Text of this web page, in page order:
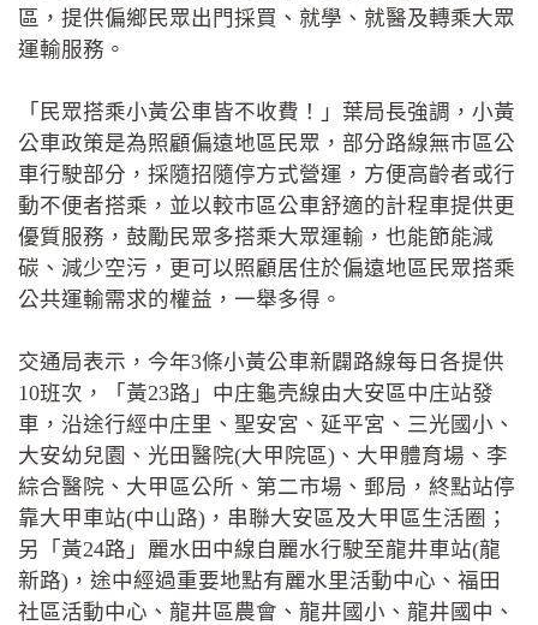
區，提供偏鄉民眾出門採買、就學、就醫及轉乘大眾
運輸服務。
「民眾搭乘小黃公車皆不收費！」葉局長強調，小黃
公車政策是為照顧偏遠地區民眾，部分路線無市區公
車行駛部分，採隨招隨停方式營運，方便高齡者或行
動不便者搭乘，並以較市區公車舒適的計程車提供更
優質服務，鼓勵民眾多搭乘大眾運輸，也能節能減
碳、減少空污，更可以照顧居住於偏遠地區民眾搭乘
公共運輸需求的權益，一舉多得。
交通局表示，今年3條小黃公車新闢路線每日各提供
10班次，「黃23路」中庄龜壳線由大安區中庄站發
車，沿途行經中庄里、聖安宮、延平宮、三光國小、
大安幼兒園、光田醫院(大甲院區)、大甲體育場、李
綜合醫院、大甲區公所、第二市場、郵局，終點站停
靠大甲車站(中山路)，串聯大安區及大甲區生活圈；
另「黃24路」麗水田中線自麗水行駛至龍井車站(龍
新路)，途中經過重要地點有麗水里活動中心、福田
社區活動中心、龍井區農會、龍井國小、龍井國中、